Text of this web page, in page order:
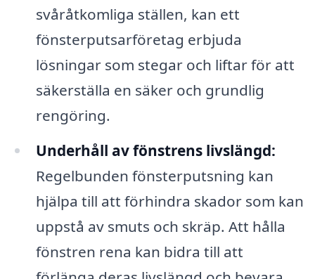
svåråtkomliga ställen, kan ett
fönsterputsarföretag erbjuda
lösningar som stegar och liftar för att
säkerställa en säker och grundlig
rengöring.
Underhåll av fönstrens livslängd:
Regelbunden fönsterputsning kan
hjälpa till att förhindra skador som kan
uppstå av smuts och skräp. Att hålla
fönstren rena kan bidra till att